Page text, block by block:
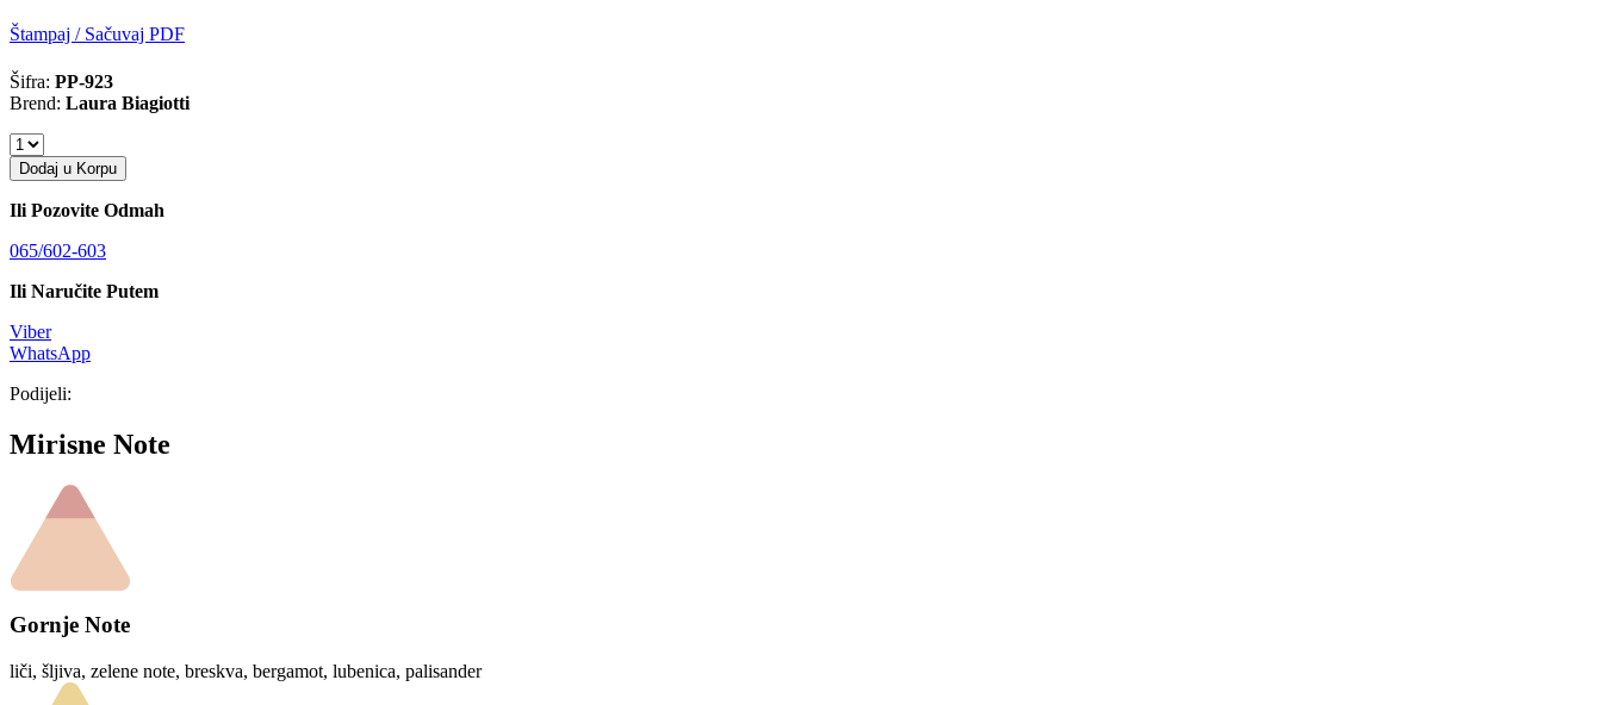
Štampaj / Sačuvaj PDF
Šifra: PP-923
Brend: Laura Biagiotti
Dodaj u Korpu
Ili Pozovite Odmah
065/602-603
Ili Naručite Putem
Viber
WhatsApp
Podijeli:
Mirisne Note
Gornje Note
liči, šljiva, zelene note, breskva, bergamot, lubenica, palisander